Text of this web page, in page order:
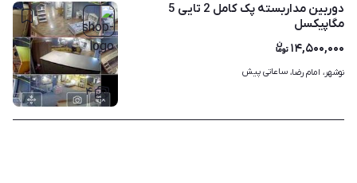
۴
دوربین مداربسته پک کامل 2 تایی 5
مگاپیکسل
۱۴,۵۰۰,۰۰۰
نوشهر، امام رضا، ساعاتی پیش